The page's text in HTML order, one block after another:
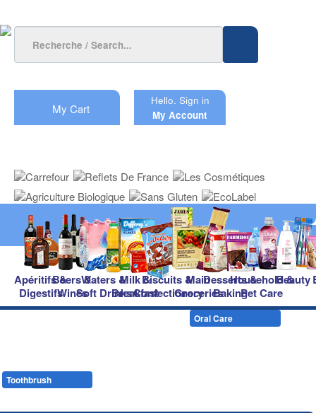
My Cart
Hello. Sign in
My Account
Apéritifs &
Digestifs
Beers &
Wines
Waters &
Soft Drinks
Milk &
Breakfast
Biscuits &
Confectionery
Main
Groceries
Desserts &
Baking
Household &
Pet Care
Beauty
Oral Care
Toothbrush